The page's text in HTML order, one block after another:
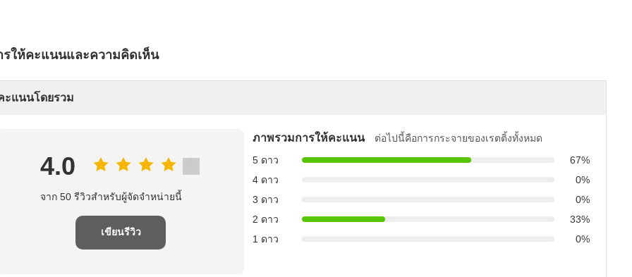
รให้คะแนนและความคิดเห็น
ะแนนโดยรวม
4.0
จาก 50 รีวิวสําหรับผู้จัดจําหน่ายนี้
เขียนรีวิว
ภาพรวมการให้คะแนน
ต่อไปนี้คือการกระจายของเรตติ้งทั้งหมด
5 ดาว
67%
4 ดาว
0%
3 ดาว
0%
2 ดาว
33%
1 ดาว
0%